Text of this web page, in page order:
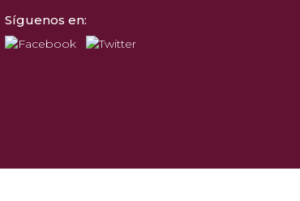
Síguenos en: